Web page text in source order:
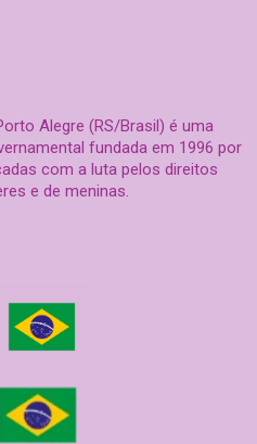
Alegre (RS/Brasil) é uma
fundada em 1996 por
com a luta pelos direitos
e de meninas.